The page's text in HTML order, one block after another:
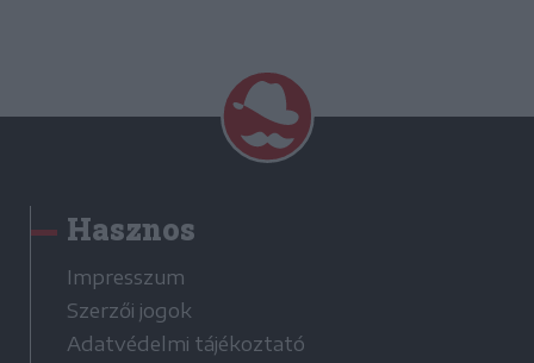
Hasznos
Impresszum
Szerzői jogok
Adatvédelmi tájékoztató